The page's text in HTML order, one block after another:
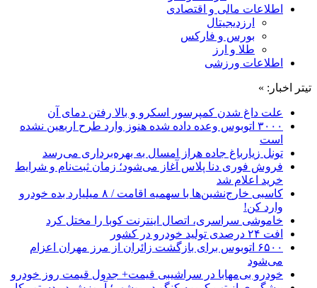
اطلاعات مالی و اقتصادی
ارزدیجیتال
بورس و فارکس
طلا و ارز
اطلاعات ورزشی
تیتر اخبار: »
علت داغ شدن کمپرسور اسکرو و بالا رفتن دمای آن
۳۰۰۰ اتوبوس وعده داده شده هنوز وارد طرح اربعین نشده
است
تونل زیارباغ جاده هراز امسال به بهره‌برداری می‌رسد
فروش فوری دنا پلاس آغاز می‌شود؛ زمان ثبت‌نام و شرایط
خرید اعلام شد
کاسبی خارج‌نشین‌ها با سهمیه اقامت / ۸ میلیارد بده خودرو
وارد کن!
خاموشی سراسری، اتصال اینترنت کوبا را مختل کرد
افت ۲۴ درصدی تولید خودرو در کشور
۶۵۰۰ اتوبوس برای بازگشت زائران از مرز مهران اعزام
می‌شود
خودرو بی‌مهابا در سراشیبی قیمت+ جدول قیمت روز خودرو